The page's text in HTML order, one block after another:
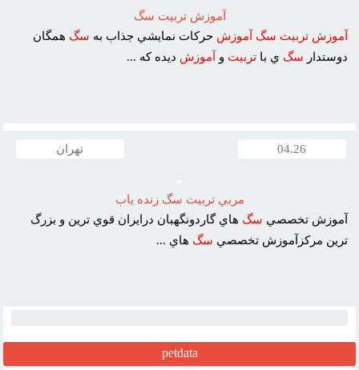
آموزش تربيت سگ
آموزش تربيت سگ آموزش حرکات نمايشي جذاب به سگ همگان
دوستدار سگ ي باتربيت و آموزش ديده که ...
04.26 تهران
مربي تربيت سگ زنده ياب
آموزش تخصصي سگ هاي گاردونگهبان درايران قوي ترين و بزرگ
ترين مرکزآموزش تخصصي سگ هاي ...
petdata